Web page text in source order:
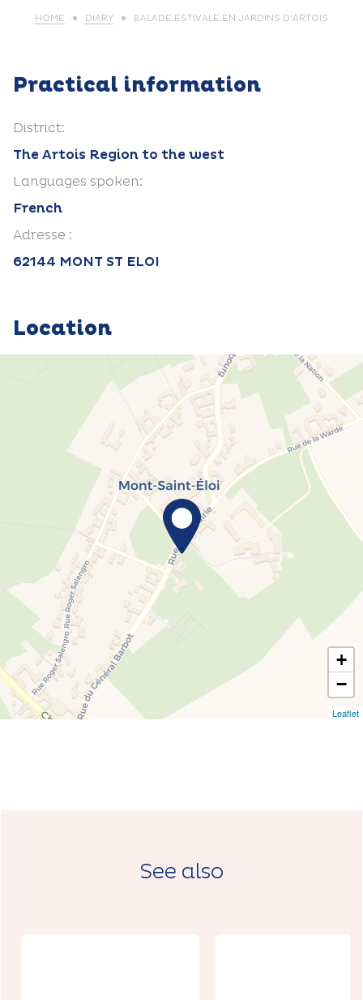
HOME DIARY BALADE ESTIVALE EN JARDINS D’ARTOIS
Practical information
District:
The Artois Region to the west
Languages spoken:
French
Adresse :
62144 MONT ST ELOI
Location
+
−
Leaflet
See also